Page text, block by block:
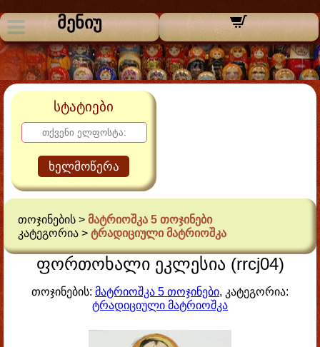
მენიუ
სტატიები
ხელმოწერა
თოჯინების > მატრიოშკა 5 თოჯინები
კატეგორია > ტრადიციული მატრიოშკა
ფორთოხალი ეკლესია (rrcj04)
თოჯინების: მატრიოშკა 5 თოჯინები, კატეგორია:
ტრადიციული მატრიოშკა